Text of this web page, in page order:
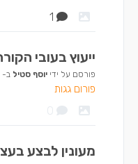
1
ייעוץ בעובי
פורסם על ידי יוסף סטיל ב-
פורום גגות
0
מעונין לבצע